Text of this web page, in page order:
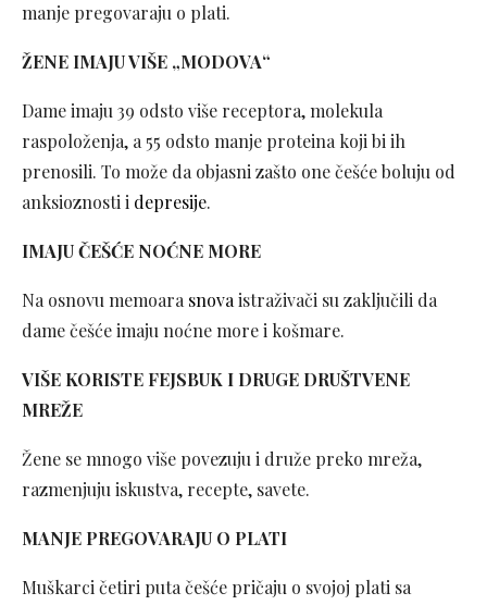
manje pregovaraju o plati.
ŽENE IMAJU VIŠE „MODOVA“
Dame imaju 39 odsto više receptora, molekula
raspoloženja, a 55 odsto manje proteina koji bi ih
prenosili. To može da objasni zašto one češće boluju od
anksioznosti i depresije.
IMAJU ČEŠĆE NOĆNE MORE
Na osnovu memoara snova istraživači su zaključili da
dame češće imaju noćne more i košmare.
VIŠE KORISTE FEJSBUK I DRUGE DRUŠTVENE
MREŽE
Žene se mnogo više povezuju i druže preko mreža,
razmenjuju iskustva, recepte, savete.
MANJE PREGOVARAJU O PLATI
Muškarci četiri puta češće pričaju o svojoj plati sa